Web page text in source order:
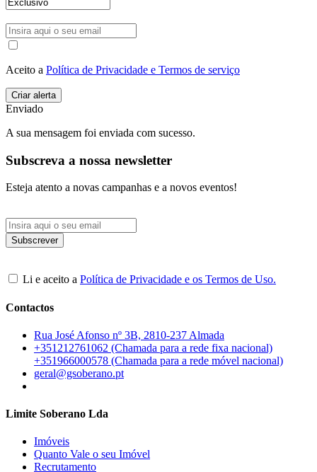
Aceito a Política de Privacidade e Termos de serviço
Enviado
A sua mensagem foi enviada com sucesso.
Subscreva a nossa newsletter
Esteja atento a novas campanhas e a novos eventos!
Li e aceito a Política de Privacidade e os Termos de Uso.
Contactos
Rua José Afonso nº 3B, 2810-237 Almada
+351212761062 (Chamada para a rede fixa nacional)
+351966000578 (Chamada para a rede móvel nacional)
geral@gsoberano.pt
Limite Soberano Lda
Imóveis
Quanto Vale o seu Imóvel
Recrutamento